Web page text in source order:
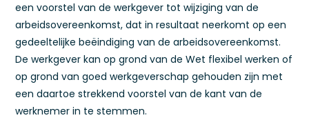
een voorstel van de werkgever tot wijziging van de
arbeidsovereenkomst, dat in resultaat neerkomt op een
gedeeltelijke beëindiging van de arbeidsovereenkomst.
De werkgever kan op grond van de Wet flexibel werken of
op grond van goed werkgeverschap gehouden zijn met
een daartoe strekkend voorstel van de kant van de
werknemer in te stemmen.